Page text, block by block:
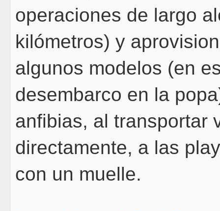
operaciones de largo
kilómetros) y
algunos modelos (en
desembarco en la
anfibias, al transportar
directamente, a las
con un muelle.